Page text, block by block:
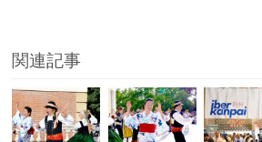
関連記事